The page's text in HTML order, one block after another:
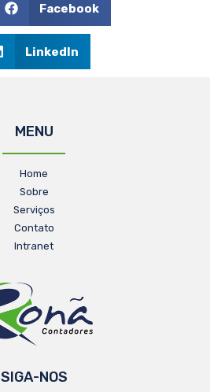
Facebook
LinkedIn
MENU
Home
Sobre
Serviços
Contato
Intranet
SIGA-NOS